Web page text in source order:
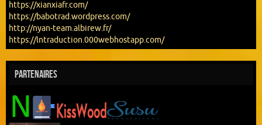
https://xianxiafr.com/
https://babotrad.wordpress.com/
http://nyan-team.albirew.fr/
https://lntraduction.000webhostapp.com/
Partenaires